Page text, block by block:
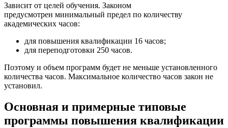
Зависит от целей обучения. Законом
предусмотрен минимальный предел по количеству
академических часов:
для повышения квалификации 16 часов;
для переподготовки 250 часов.
Поэтому и объем программ будет не меньше установленного
количества часов. Максимальное количество часов закон не
установил.
Основная и примерные типовые
программы повышения квалификации